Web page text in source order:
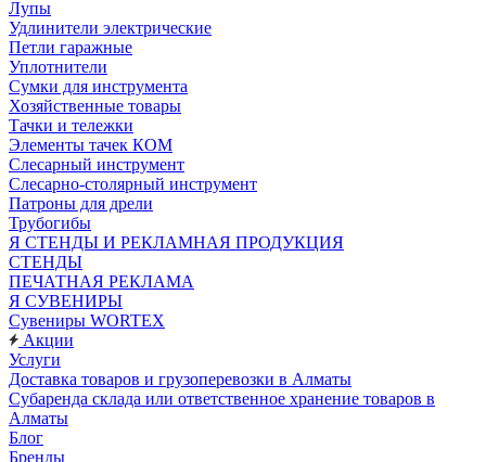
Лупы
Удлинители электрические
Петли гаражные
Уплотнители
Сумки для инструмента
Хозяйственные товары
Тачки и тележки
Элементы тачек КОМ
Слесарный инструмент
Слесарно-столярный инструмент
Патроны для дрели
Трубогибы
Я СТЕНДЫ И РЕКЛАМНАЯ ПРОДУКЦИЯ
СТЕНДЫ
ПЕЧАТНАЯ РЕКЛАМА
Я СУВЕНИРЫ
Сувениры WORTEX
Акции
Услуги
Доставка товаров и грузоперевозки в Алматы
Субаренда склада или ответственное хранение товаров в
Алматы
Блог
Бренды